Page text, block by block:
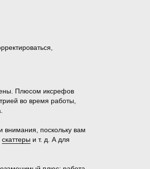
Плюсом иксрефов
во время работы,
внимания, поскольку вам
скаттеры и т. д. А для